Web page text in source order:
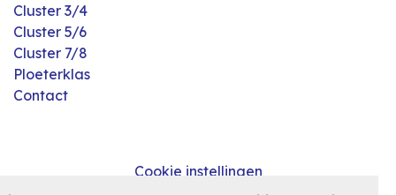
Cluster 3/4
Cluster 5/6
Cluster 7/8
Ploeterklas
Contact
Cookie instellingen